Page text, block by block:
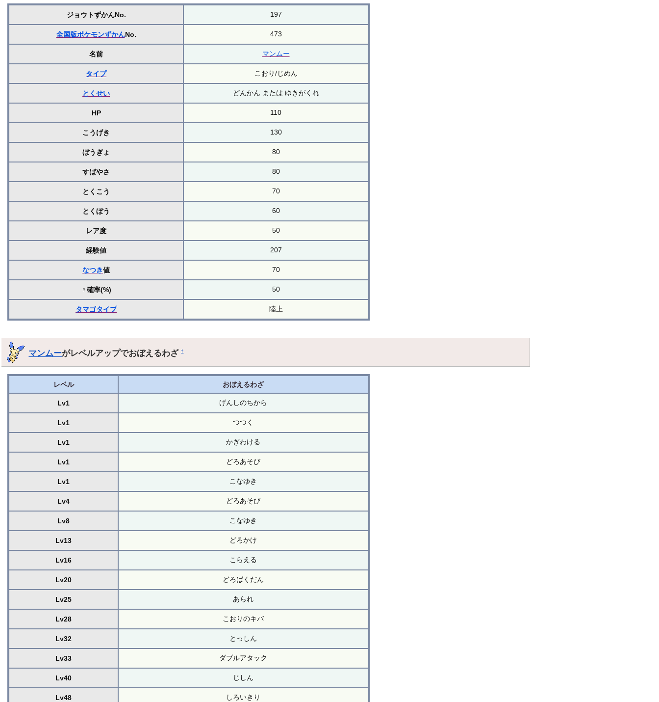
ジョウトずかんNo. 197
全国版ポケモンずかんNo. 473
名前 マンムー
タイプ こおり/じめん
とくせい どんかん または ゆきがくれ
HP 110
こうげき 130
ぼうぎょ 80
すばやさ 80
とくこう 70
とくぼう 60
レア度 50
経験値 207
なつき値 70
♀確率(%) 50
タマゴタイプ 陸上
マンムーがレベルアップでおぼえるわざ†
レベル おぼえるわざ
Lv1 げんしのちから
Lv1 つつく
Lv1 かぎわける
Lv1 どろあそび
Lv1 こなゆき
Lv4 どろあそび
Lv8 こなゆき
Lv13 どろかけ
Lv16 こらえる
Lv20 どろばくだん
Lv25 あられ
Lv28 こおりのキバ
Lv32 とっしん
Lv33 ダブルアタック
Lv40 じしん
Lv48 しろいきり